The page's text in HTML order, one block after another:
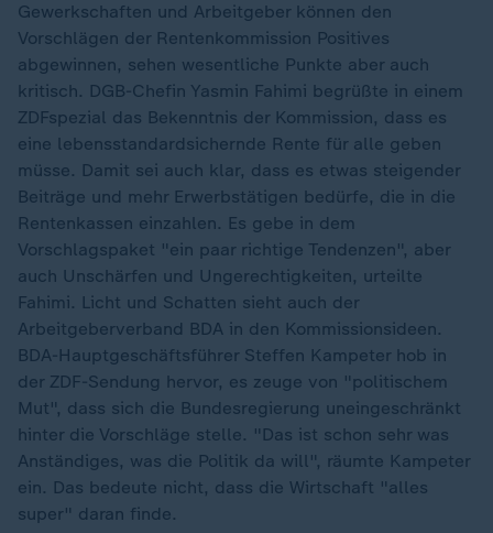
Gewerkschaften und Arbeitgeber können den
Vorschlägen der Rentenkommission Positives
abgewinnen, sehen wesentliche Punkte aber auch
kritisch. DGB-Chefin Yasmin Fahimi begrüßte in einem
ZDFspezial das Bekenntnis der Kommission, dass es
eine lebensstandardsichernde Rente für alle geben
müsse. Damit sei auch klar, dass es etwas steigender
Beiträge und mehr Erwerbstätigen bedürfe, die in die
Rentenkassen einzahlen. Es gebe in dem
Vorschlagspaket "ein paar richtige Tendenzen", aber
auch Unschärfen und Ungerechtigkeiten, urteilte
Fahimi. Licht und Schatten sieht auch der
Arbeitgeberverband BDA in den Kommissionsideen.
BDA-Hauptgeschäftsführer Steffen Kampeter hob in
der ZDF-Sendung hervor, es zeuge von "politischem
Mut", dass sich die Bundesregierung uneingeschränkt
hinter die Vorschläge stelle. "Das ist schon sehr was
Anständiges, was die Politik da will", räumte Kampeter
ein. Das bedeute nicht, dass die Wirtschaft "alles
super" daran finde.